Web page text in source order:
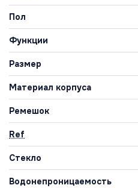
Пол
Функции
Размер
Материал корпуса
Ремешок
Ref
Стекло
Водонепроницаемость